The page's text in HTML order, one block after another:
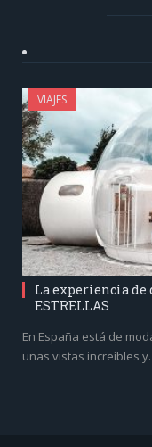
VIAJES
La experiencia de
ESTRELLAS
En España está de
unas vistas increíbles